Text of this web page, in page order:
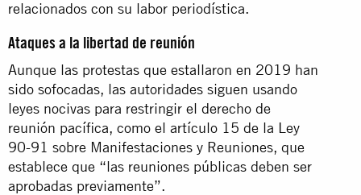
relacionados con su labor periodística.
Ataques a la libertad de reunión
Aunque las protestas que estallaron en 2019 han
sido sofocadas, las autoridades siguen usando
leyes nocivas para restringir el derecho de
reunión pacífica, como el artículo 15 de la Ley
90-91 sobre Manifestaciones y Reuniones, que
establece que “las reuniones públicas deben ser
aprobadas previamente”.